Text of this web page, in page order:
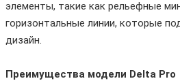
элементы, такие как рельефные
горизонтальные линии, которые
дизайн.
Преимущества модели Delta Pro